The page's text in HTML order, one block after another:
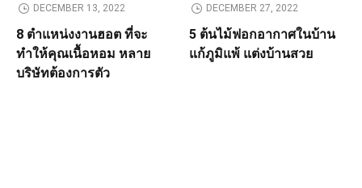
DECEMBER 13, 2022
8 ตำแหน่งงานฮอต ที่จะ
ทำให้คุณเนื้อหอม หลาย
บริษัทต้องการตัว
DECEMBER 27, 2022
5 ต้นไม้ฟอกอากาศในบ้าน
แก้ภูมิแพ้ แต่งบ้านสวย